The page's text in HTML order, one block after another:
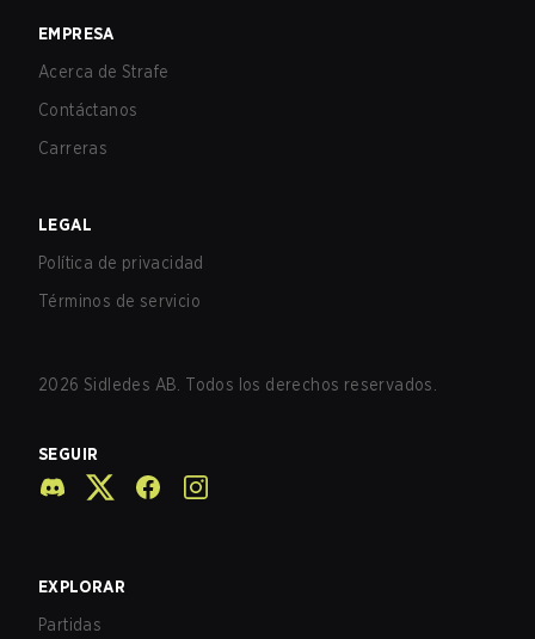
EMPRESA
Acerca de Strafe
Contáctanos
Carreras
LEGAL
Política de privacidad
Términos de servicio
2026 Sidledes AB. Todos los derechos reservados.
SEGUIR
EXPLORAR
Partidas